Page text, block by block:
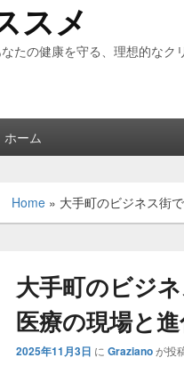
スメ
たの健康を守る、理想的なク
ホーム
Home » 大手町のビジネス街
大手町のビジ
医療の現場と
2025年11月3日 に Grazianoが投